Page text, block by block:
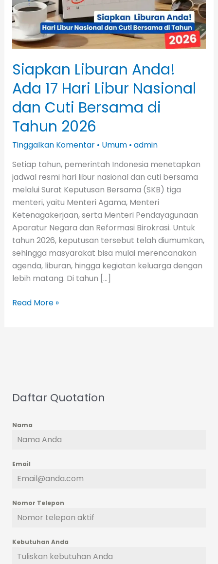
Siapkan Liburan Anda!
Ada 17 Hari Libur Nasional
dan Cuti Bersama di
Tahun 2026
Tinggalkan Komentar • Umum• admin
Setiap tahun, pemerintah Indonesia menetapkan
jadwal resmi hari libur nasional dan cuti bersama
melalui Surat Keputusan Bersama (SKB) tiga
menteri, yaitu Menteri Agama, Menteri
Ketenagakerjaan, serta Menteri Pendayagunaan
Aparatur Negara dan Reformasi Birokrasi. Untuk
tahun 2026, keputusan tersebut telah diumumkan,
sehingga masyarakat bisa mulai merencanakan
agenda, liburan, hingga kegiatan keluarga dengan
lebih matang. Di tahun […]
Hari
Libur
Nasional
dan
Bersama
di
Tahun
2026
Read More »
Daftar Quotation
Nama
Email
Nomor Telepon
Kebutuhan Anda